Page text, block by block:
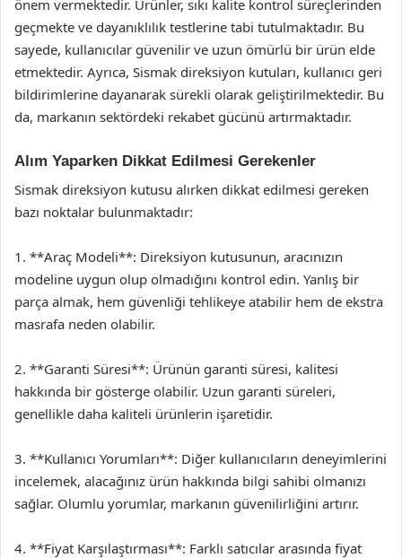
önem vermektedir. Ürünler, sıkı kalite kontrol süreçlerinden
geçmekte ve dayanıklılık testlerine tabi tutulmaktadır. Bu
sayede, kullanıcılar güvenilir ve uzun ömürlü bir ürün elde
etmektedir. Ayrıca, Sismak direksiyon kutuları, kullanıcı geri
bildirimlerine dayanarak sürekli olarak geliştirilmektedir. Bu
da, markanın sektördeki rekabet gücünü artırmaktadır.
Alım Yaparken Dikkat Edilmesi Gerekenler
Sismak direksiyon kutusu alırken dikkat edilmesi gereken
bazı noktalar bulunmaktadır:
1. **Araç Modeli**: Direksiyon kutusunun, aracınızın
modeline uygun olup olmadığını kontrol edin. Yanlış bir
parça almak, hem güvenliği tehlikeye atabilir hem de ekstra
masrafa neden olabilir.
2. **Garanti Süresi**: Ürünün garanti süresi, kalitesi
hakkında bir gösterge olabilir. Uzun garanti süreleri,
genellikle daha kaliteli ürünlerin işaretidir.
3. **Kullanıcı Yorumları**: Diğer kullanıcıların deneyimlerini
incelemek, alacağınız ürün hakkında bilgi sahibi olmanızı
sağlar. Olumlu yorumlar, markanın güvenilirliğini artırır.
4. **Fiyat Karşılaştırması**: Farklı satıcılar arasında fiyat